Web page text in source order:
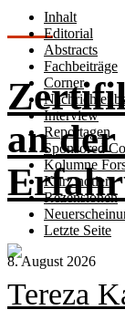
Inhalt
Editorial
Abstracts
Fachbeiträge
Corner
Interview
Reportagen
Sponsored
Kolumne
Kurz notiert
Rezensionen
Letzte Seite
8. August 2026
an
Tereza